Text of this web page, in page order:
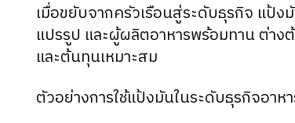
เมื่อขยับจากครัวเรือนสู่ระดับธุรกิจ แป้ง
แปรรูป และผู้ผลิตอาหารพร้อมทาน ต่า
และต้นทุนเหมาะสม
ตัวอย่างการใช้แป้งมันในระดับธุรกิจอาห